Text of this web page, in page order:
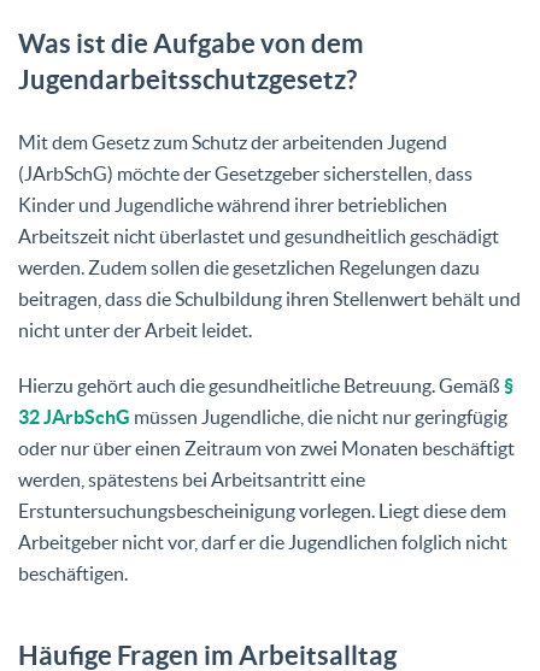
Was ist die Aufgabe von dem
Jugendarbeitsschutzgesetz?
Mit dem Gesetz zum Schutz der arbeitenden Jugend
(JArbSchG) möchte der Gesetzgeber sicherstellen, dass
Kinder und Jugendliche während ihrer betrieblichen
Arbeitszeit nicht überlastet und gesundheitlich geschädigt
werden. Zudem sollen die gesetzlichen Regelungen dazu
beitragen, dass die Schulbildung ihren Stellenwert behält und
nicht unter der Arbeit leidet.
Hierzu gehört auch die gesundheitliche Betreuung. Gemäß §
32 JArbSchG müssen Jugendliche, die nicht nur geringfügig
oder nur über einen Zeitraum von zwei Monaten beschäftigt
werden, spätestens bei Arbeitsantritt eine
Erstuntersuchungsbescheinigung vorlegen. Liegt diese dem
Arbeitgeber nicht vor, darf er die Jugendlichen folglich nicht
beschäftigen.
Häufige Fragen im Arbeitsalltag